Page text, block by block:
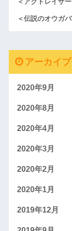
＜伝説のオウガ
アーカイブ
2020年9月
2020年8月
2020年4月
2020年3月
2020年2月
2020年1月
2019年12月